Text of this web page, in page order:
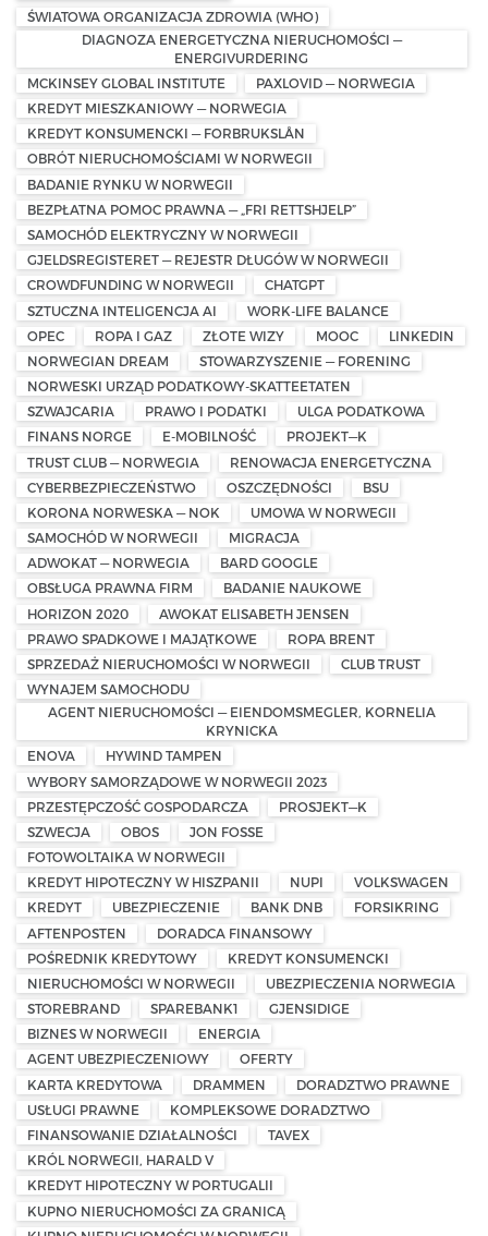
ŚWIATOWA ORGANIZACJA ZDROWIA (WHO)
DIAGNOZA ENERGETYCZNA NIERUCHOMOŚCI —
ENERGIVURDERING
MCKINSEY GLOBAL INSTITUTE
PAXLOVID — NORWEGIA
KREDYT MIESZKANIOWY — NORWEGIA
KREDYT KONSUMENCKI — FORBRUKSLÅN
OBRÓT NIERUCHOMOŚCIAMI W NORWEGII
BADANIE RYNKU W NORWEGII
BEZPŁATNA POMOC PRAWNA — „FRI RETTSHJELP”
SAMOCHÓD ELEKTRYCZNY W NORWEGII
GJELDSREGISTERET — REJESTR DŁUGÓW W NORWEGII
CROWDFUNDING W NORWEGII
CHATGPT
SZTUCZNA INTELIGENCJA AI
WORK-LIFE BALANCE
OPEC
ROPA I GAZ ZŁOTE WIZY MOOC
LINKEDIN
NORWEGIAN DREAM
STOWARZYSZENIE — FORENING
NORWESKI URZĄD PODATKOWY-SKATTEETATEN
SZWAJCARIA
PRAWO I PODATKI
ULGA PODATKOWA
FINANS NORGE
E-MOBILNOŚĆ
PROJEKT—K
TRUST CLUB — NORWEGIA
RENOWACJA ENERGETYCZNA
CYBERBEZPIECZEŃSTWO
OSZCZĘDNOŚCI
BSU
KORONA NORWESKA — NOK
UMOWA W NORWEGII
SAMOCHÓD W NORWEGII
MIGRACJA
ADWOKAT — NORWEGIA
BARD GOOGLE
OBSŁUGA PRAWNA FIRM
BADANIE NAUKOWE
HORIZON 2020
AWOKAT ELISABETH JENSEN
PRAWO SPADKOWE I MAJĄTKOWE
ROPA BRENT
SPRZEDAŻ NIERUCHOMOŚCI W NORWEGII
CLUB TRUST
WYNAJEM SAMOCHODU
AGENT NIERUCHOMOŚCI — EIENDOMSMEGLER, KORNELIA
KRYNICKA
ENOVA
HYWIND TAMPEN
WYBORY SAMORZĄDOWE W NORWEGII 2023
PRZESTĘPCZOŚĆ GOSPODARCZA
PROSJEKT—K
SZWECJA
OBOS
JON FOSSE
FOTOWOLTAIKA W NORWEGII
KREDYT HIPOTECZNY W HISZPANII
NUPI
VOLKSWAGEN
KREDYT
UBEZPIECZENIE BANK DNB
FORSIKRING
AFTENPOSTEN
DORADCA FINANSOWY
POŚREDNIK KREDYTOWY
KREDYT KONSUMENCKI
NIERUCHOMOŚCI W NORWEGII
UBEZPIECZENIA NORWEGIA
STOREBRAND
SPAREBANK1
GJENSIDIGE
BIZNES W NORWEGII
ENERGIA
AGENT UBEZPIECZENIOWY
OFERTY
KARTA KREDYTOWA
DRAMMEN
DORADZTWO PRAWNE
USŁUGI PRAWNE
KOMPLEKSOWE DORADZTWO
FINANSOWANIE DZIAŁALNOŚCI
TAVEX
KRÓL NORWEGII, HARALD V
KREDYT HIPOTECZNY W PORTUGALII
KUPNO NIERUCHOMOŚCI ZA GRANICĄ